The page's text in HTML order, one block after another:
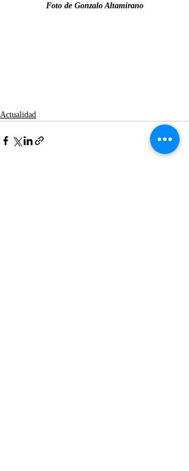
Foto de Gonzalo Altamirano
Actualidad